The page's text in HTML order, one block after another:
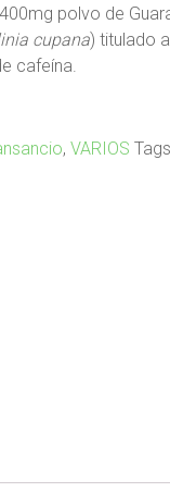
polvo de
cupana) titulado
cafeína.
, VARIOS